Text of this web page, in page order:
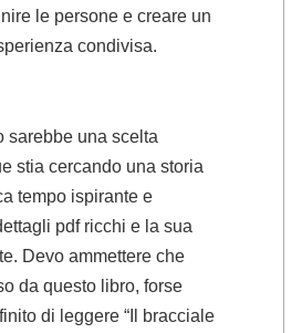
le persone e creare un
condivisa.
sarebbe una scelta
stia cercando una storia
tempo ispirante e
pdf ricchi e la sua
Devo ammettere che
da questo libro, forse
di leggere “Il bracciale